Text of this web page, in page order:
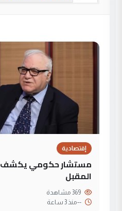
إقتصادية
مستشار حكومي يكشف
المقبل
--منذ 3 ساعة